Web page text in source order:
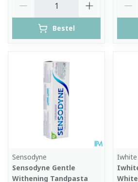
Bestel
Sensodyne
Sensodyne Gentle
Withening Tandpasta
Iwhite